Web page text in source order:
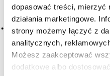
dopasować treści, mierzyć
działania marketingowe.
strony możemy łączyć z
analitycznych,
Możesz zaakceptować
dodatkowe alboCzy masz
Zapraszamy do degustacji.
ZOBACZ TAKŻE